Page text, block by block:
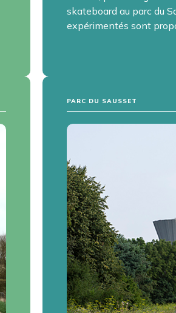
skateboard au parc du
expérimentés sont
PARC DU SAUSSET